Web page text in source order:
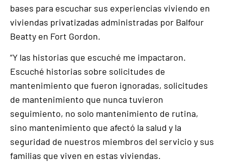
bases para escuchar sus experiencias viviendo en
viviendas privatizadas administradas por Balfour
Beatty en Fort Gordon.
“Y las historias que escuché me impactaron.
Escuché historias sobre solicitudes de
mantenimiento que fueron ignoradas, solicitudes
de mantenimiento que nunca tuvieron
seguimiento, no solo mantenimiento de rutina,
sino mantenimiento que afectó la salud y la
seguridad de nuestros miembros del servicio y sus
familias que viven en estas viviendas.